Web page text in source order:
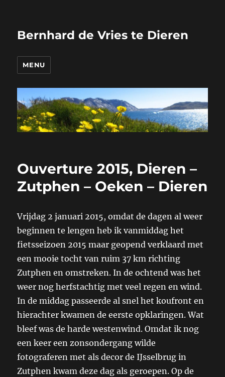
Bernhard de Vries te Dieren
MENU
Ouverture 2015, Dieren –
Zutphen – Oeken – Dieren
Vrijdag 2 januari 2015, omdat de dagen al weer
beginnen te lengen heb ik vanmiddag het
fietsseizoen 2015 maar geopend verklaard met
een mooie tocht van ruim 37 km richting
Zutphen en omstreken. In de ochtend was het
weer nog herfstachtig met veel regen en wind.
In de middag passeerde al snel het koufront en
hierachter kwamen de eerste opklaringen. Wat
bleef was de harde westenwind. Omdat ik nog
een keer een zonsondergang wilde
fotograferen met als decor de IJsselbrug in
Zutphen kwam deze dag als geroepen. Op de